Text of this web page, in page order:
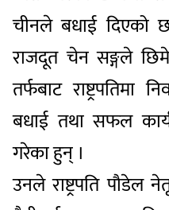
चीनले बधाई दिएको
राजदूत चेन सङ्गले
तर्फबाट राष्ट्रपतिमा
बधाई तथा सफल
गरेका हुन् ।
उनले राष्ट्रपति पौडेल